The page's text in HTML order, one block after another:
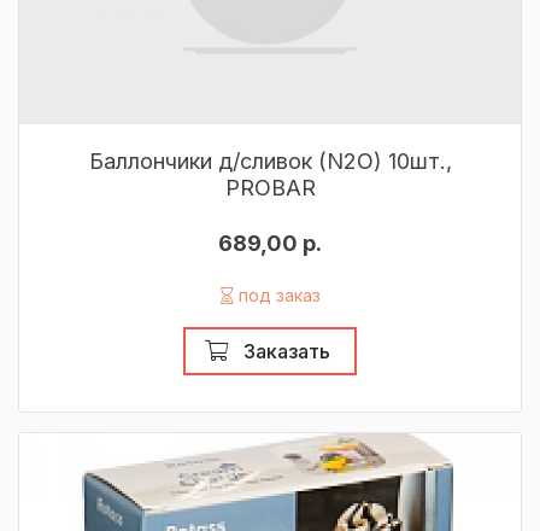
Баллончики д/сливок (N2O) 10шт.,
PROBAR
689,00 р.
под заказ
Заказать